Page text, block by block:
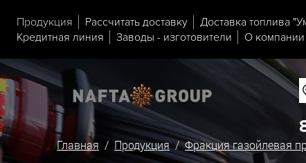
Продукция Рассчитать доставку Доставка топлива
Кредитная линия
Заводы - изготовители О компании
Главная / Продукция/Фракция газойлевая